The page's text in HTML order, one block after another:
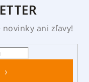
ani zľavy!